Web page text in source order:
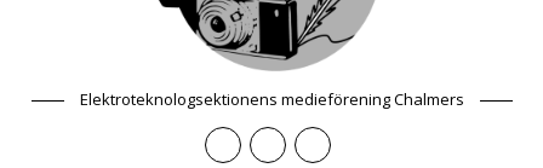
Elektroteknologsektionens medieförening Chalmers